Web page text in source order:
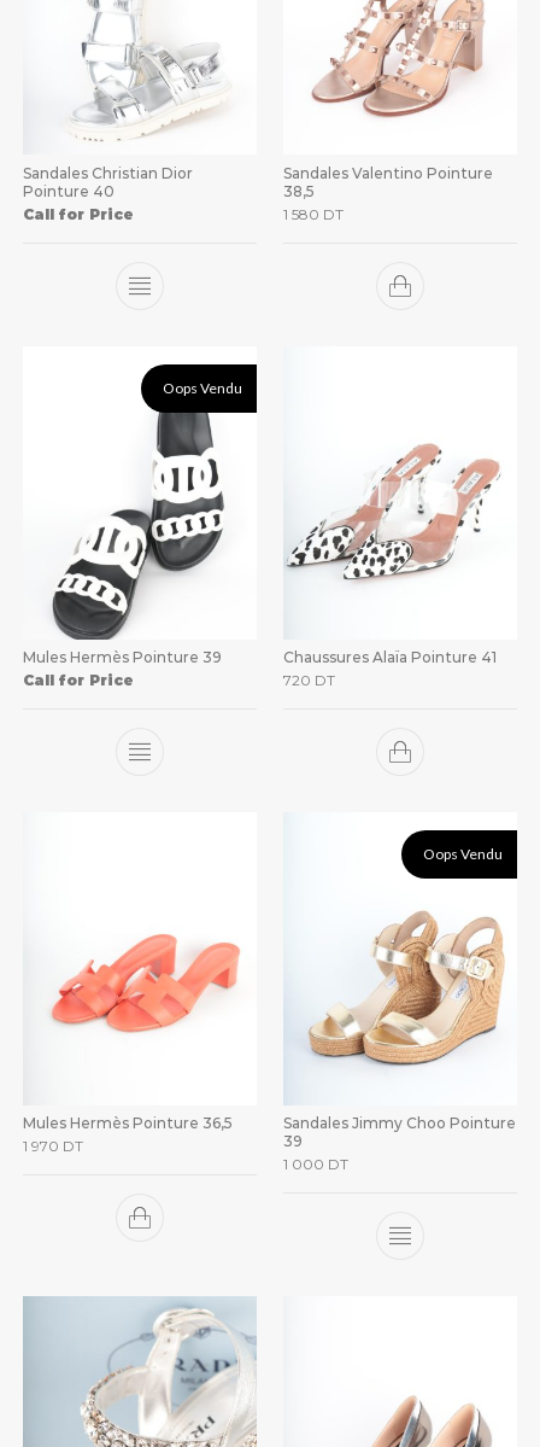
Sandales Christian Dior
Pointure 40
Call for Price
Sandales Valentino Pointure
38,5
1 580 DT
Oops Vendu
Mules Hermès Pointure 39
Call for Price
Chaussures Alaïa Pointure 41
720 DT
Mules Hermès Pointure 36,5
1 970 DT
Oops Vendu
Sandales Jimmy Choo Pointure
39
1 000 DT